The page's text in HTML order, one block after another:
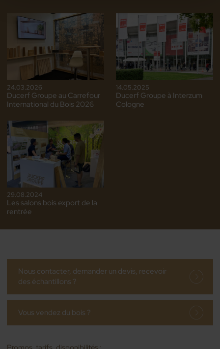
24.03.2026
Ducerf Groupe au Carrefour
International du Bois 2026
14.05.2025
Ducerf Groupe à Interzum
Cologne
29.08.2024
Les salons bois export de la
rentrée
Nous contacter, demander un devis, recevoir
des échantillons ?
Vous vendez du bois ?